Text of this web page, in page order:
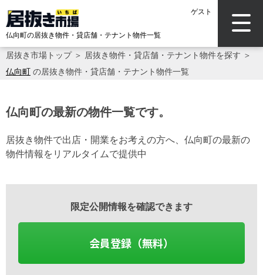
ゲスト
仏向町の居抜き物件・貸店舗・テナント物件一覧
居抜き市場トップ＞ 居抜き物件・貸店舗・テナント物件を探す ＞
仏向町 の居抜き物件・貸店舗・テナント物件一覧
仏向町の最新の物件一覧です。
居抜き物件で出店・開業をお考えの方へ、仏向町の最新の
物件情報をリアルタイムで提供中
限定公開情報を確認できます
会員登録（無料）